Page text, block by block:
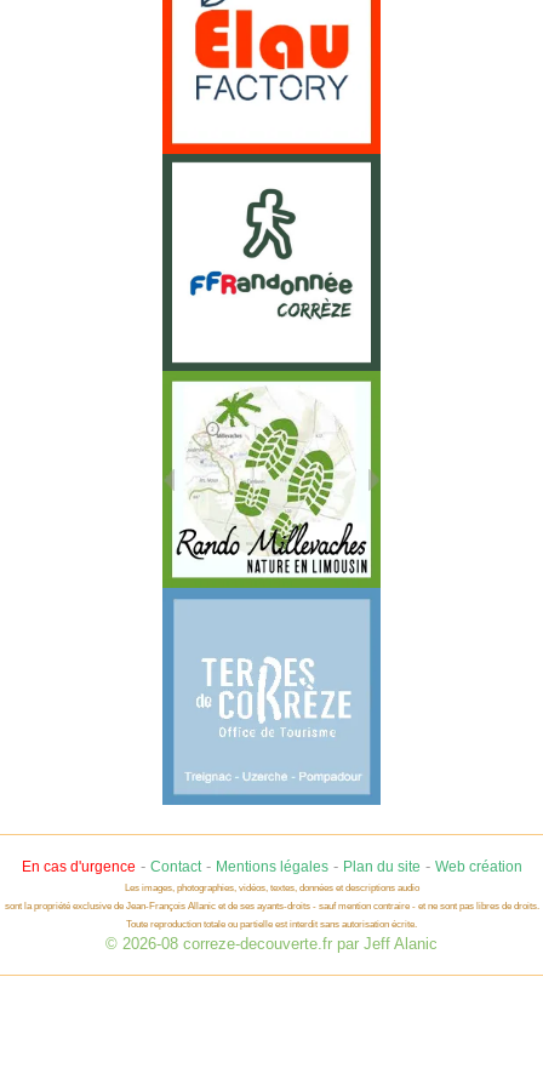
En cas d'urgence - Contact- Mentions légales- Plan du site - Web création
Les images, photographies, vidéos, textes, données et descriptions audio
sont la propriété exclusive de Jean-François Allanic et de ses ayants-droits - sauf mention contraire - et ne sont pas libres de droits.
Toute reproduction totale ou partielle est interdit sans autorisation écrite.
© 2026-08 correze-decouverte.fr par Jeff Alanic